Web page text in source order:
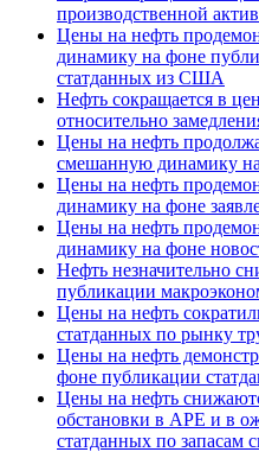
производственной
Цены на нефть
динамику на фоне
статданных из США
Нефть сокращается в
относительно
Цены на нефть
смешанную динамику
Цены на нефть
динамику на фоне
Цены на нефть
динамику на фоне
Нефть незначительно
публикации
Цены на нефть
статданных по рынку
Цены на нефть
фоне публикации
Цены на нефть
обстановки в АРЕ и в
статданных по